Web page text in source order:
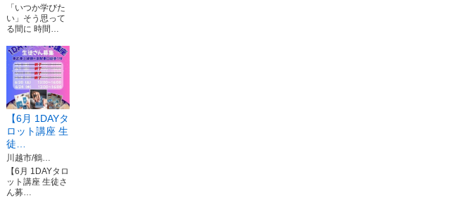
「いつか学びた
い」そう思って
る間に 時間…
【6月 1DAYタ
ロット講座 生
徒…
川越市/鶴…
【6月 1DAYタロ
ット講座 生徒さ
ん募…